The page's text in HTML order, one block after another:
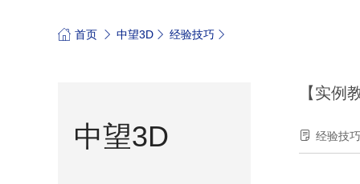
首页 中望3D 经验技巧
中望3D
【实例
经验技巧